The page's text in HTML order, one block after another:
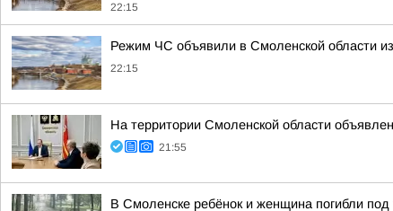
22:15
Режим ЧС объявили в Смоленской области
22:15
На территории Смоленской области
21:55
В Смоленске ребёнок и женщина погибли